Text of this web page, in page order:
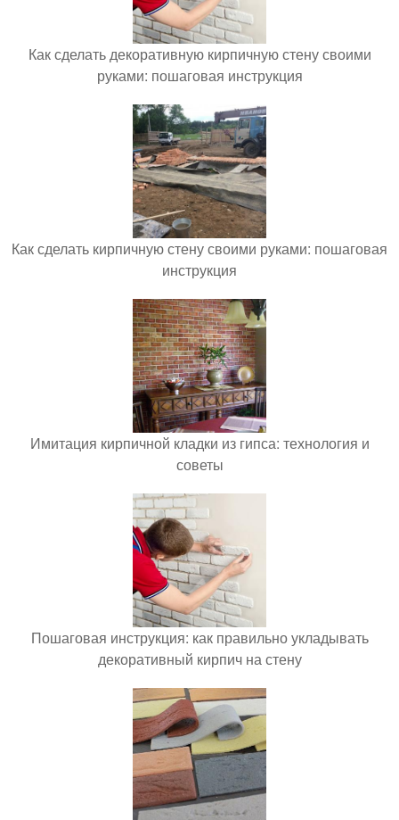
Как сделать декоративную кирпичную стену своими
руками: пошаговая инструкция
Как сделать кирпичную стену своими руками: пошаговая
инструкция
Имитация кирпичной кладки из гипса: технология и
советы
Пошаговая инструкция: как правильно укладывать
декоративный кирпич на стену